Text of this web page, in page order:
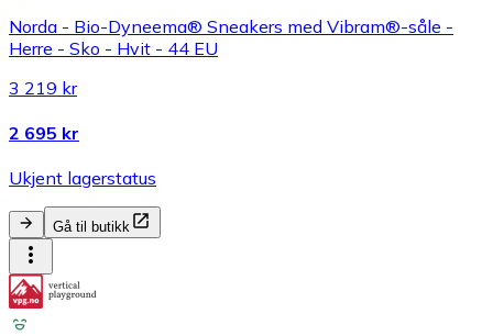
Norda - Bio-Dyneema® Sneakers med Vibram®-såle -
Herre - Sko - Hvit - 44 EU
3 219 kr
2 695 kr
Ukjent lagerstatus
Gå til butikk